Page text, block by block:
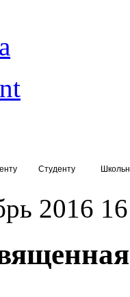
Студенту
2016